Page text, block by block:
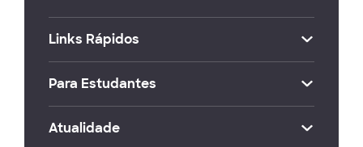
Links Rápidos
Para Estudantes
Atualidade